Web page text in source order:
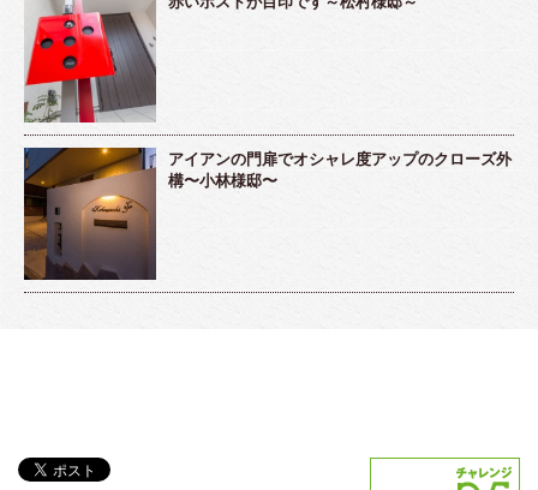
アイアンの門扉でオシャレ度アップのクローズ外
構〜小林様邸〜